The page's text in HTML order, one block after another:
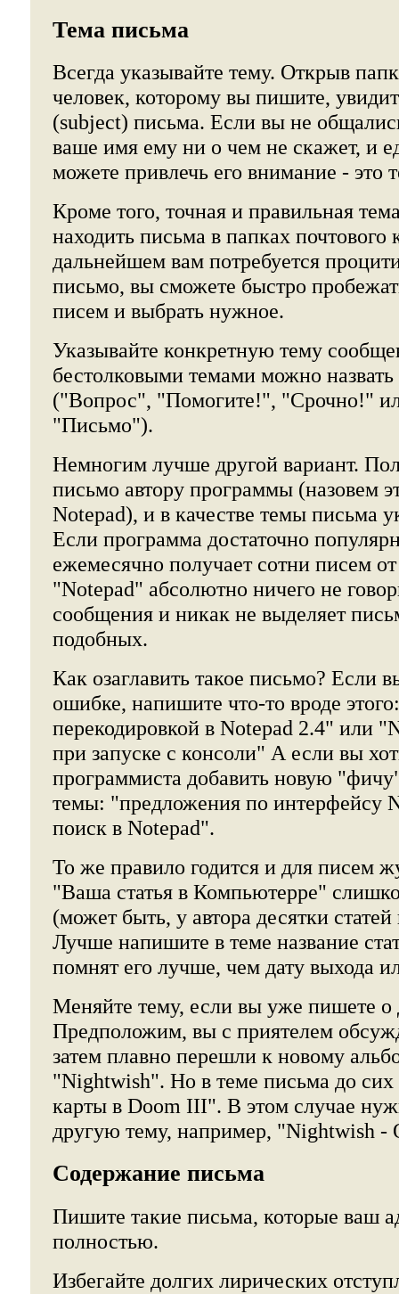
Тема письма
Всегда указывайте тему. Открыв
человек, которому вы пишите,
(subject) письма. Если вы не
ваше имя ему ни о чем не скажет, и
можете привлечь его внимание - это
Кроме того, точная и правильная
находить письма в папках почтового
дальнейшем вам потребуется
письмо, вы сможете быстро
писем и выбрать нужное.
Указывайте конкретную тему
бестолковыми темами можно
("Вопрос", "Помогите!", "Срочно!"
"Письмо").
Немногим лучше другой вариант.
письмо автору программы (назовем
Notepad), и в качестве темы письма
Если программа достаточно
ежемесячно получает сотни писем
"Notepad" абсолютно ничего не
сообщения и никак не выделяет
подобных.
Как озаглавить такое письмо? Если
ошибке, напишите что-то вроде
перекодировкой в Notepad 2.4" или
при запуске с консоли" А если вы
программиста добавить новую
темы: "предложения по интерфейсу
поиск в Notepad".
То же правило годится и для писем
"Ваша статья в Компьютерре"
(может быть, у автора десятки
Лучше напишите в теме название
помнят его лучше, чем дату выхода
Меняйте тему, если вы уже пишете о
Предположим, вы с приятелем
затем плавно перешли к новому
"Nightwish". Но в теме письма до сих
карты в Doom III". В этом случае
другую тему, например, "Nightwish -
Содержание письма
Пишите такие письма, которые ваш
полностью.
Избегайте долгих лирических